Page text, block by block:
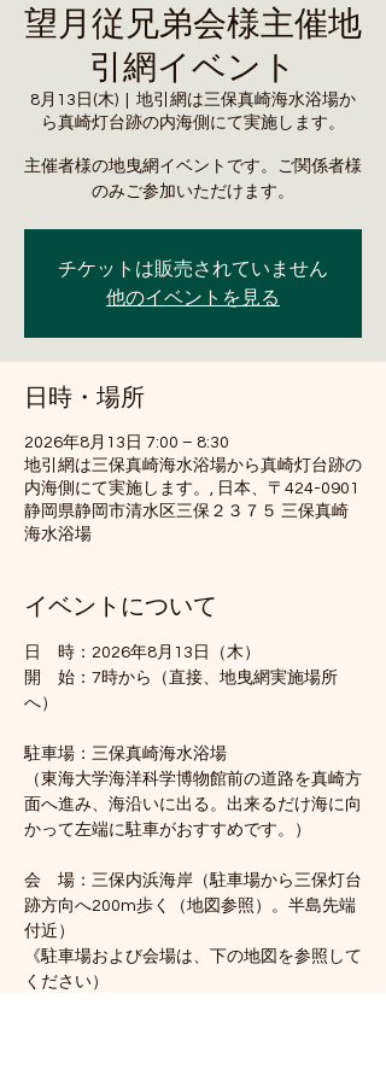
望月従兄弟会様主催地
引網イベント
8月13日(木)
地引網は三保真崎海水浴場か
ら真崎灯台跡の内海側にて実施します。
主催者様の地曳網イベントです。ご関係者様
のみご参加いただけます。
チケットは販売されていません
他のイベントを見る
日時・場所
2026年8月13日 7:00 – 8:30
地引網は三保真崎海水浴場から真崎灯台跡の
内海側にて実施します。, 日本、〒424-0901
静岡県静岡市清水区三保２３７５ 三保真崎
海水浴場
イベントについて
日　時：2026年8月13日（木）
開　始：7時から（直接、地曳網実施場所
へ）
駐車場：三保真崎海水浴場
（東海大学海洋科学博物館前の道路を真崎方
面へ進み、海沿いに出る。出来るだけ海に向
かって左端に駐車がおすすめです。）
会　場：三保内浜海岸（駐車場から三保灯台
跡方向へ200m歩く（地図参照）。半島先端
付近）
《駐車場および会場は、下の地図を参照して
ください）